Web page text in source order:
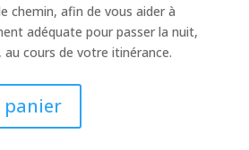
chemin, afin de vous aider à
adéquate pour passer la nuit,
cours de votre itinérance.
panier